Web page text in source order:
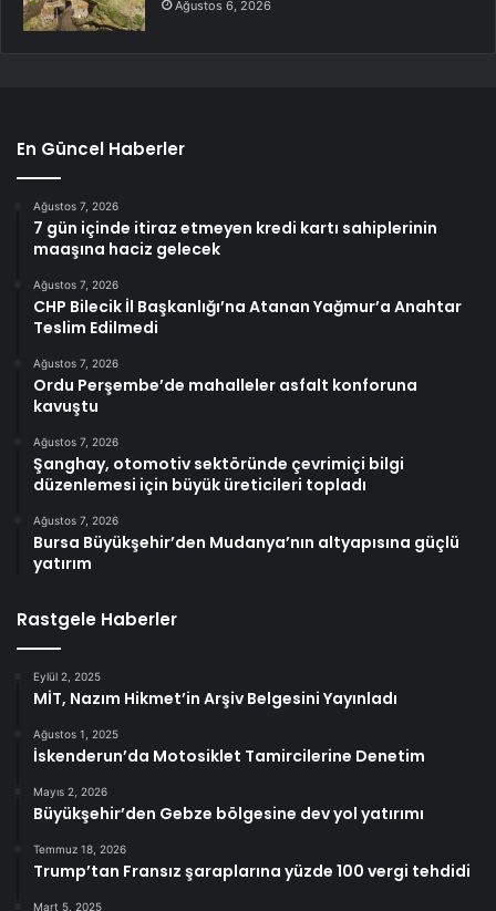
Ağustos 6, 2026
En Güncel Haberler
Ağustos 7, 2026
7 gün içinde itiraz etmeyen kredi kartı sahiplerinin
maaşına haciz gelecek
Ağustos 7, 2026
CHP Bilecik İl Başkanlığı’na Atanan Yağmur’a Anahtar
Teslim Edilmedi
Ağustos 7, 2026
Ordu Perşembe’de mahalleler asfalt konforuna
kavuştu
Ağustos 7, 2026
Şanghay, otomotiv sektöründe çevrimiçi bilgi
düzenlemesi için büyük üreticileri topladı
Ağustos 7, 2026
Bursa Büyükşehir’den Mudanya’nın altyapısına güçlü
yatırım
Rastgele Haberler
Eylül 2, 2025
MİT, Nazım Hikmet’in Arşiv Belgesini Yayınladı
Ağustos 1, 2025
İskenderun’da Motosiklet Tamircilerine Denetim
Mayıs 2, 2026
Büyükşehir’den Gebze bölgesine dev yol yatırımı
Temmuz 18, 2026
Trump’tan Fransız şaraplarına yüzde 100 vergi tehdidi
Mart 5, 2025